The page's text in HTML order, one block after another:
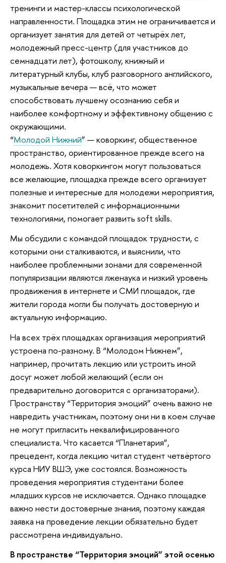
тренинги и мастер-классы психологической
направленности. Площадка этим не ограничивается и
организует занятия для детей от четырёх лет,
молодежный пресс-центр (для участников до
семнадцати лет), фотошколу, книжный и
литературный клубы, клуб разговорного английского,
музыкальные вечера — всё, что может
способствовать лучшему осознанию себя и
наиболее комфортному и эффективному общению с
окружающими.
“Молодой Нижний” — коворкинг, общественное
пространство, ориентированное прежде всего на
молодежь. Хотя коворкингом могут пользоваться
все желающие, площадка прежде всего организует
полезные и интересные для молодежи мероприятия,
знакомит посетителей с информационными
технологиями, помогает развить soft skills.
Мы обсудили с командой площадок трудности, с
которыми они сталкиваются, и выяснили, что
наиболее проблемными зонами для современной
популяризации являются лженаука и низкий уровень
продвижения в интернете и СМИ площадок, где
жители города могли бы получать достоверную и
актуальную информацию.
На всех трёх площадках организация мероприятий
устроена по-разному. В “Молодом Нижнем”,
например, прочитать лекцию или устроить иной
досуг может любой желающий (если он
предварительно договорится с организаторами).
Пространству “Территория эмоций” очень важно не
навредить участникам, поэтому они ни в коем случае
не могут пригласить неквалифицированного
специалиста. Что касается “Планетария”,
прецедент, когда лекцию читал студент четвёртого
курса НИУ ВШЭ, уже состоялся. Возможность
проведения мероприятия студентами более
младших курсов не исключается. Однако площадке
важно нести достоверные знания, поэтому каждая
заявка на проведение лекции обязательно будет
рассмотрена индивидуально.
В пространстве “Территория эмоций” этой осенью